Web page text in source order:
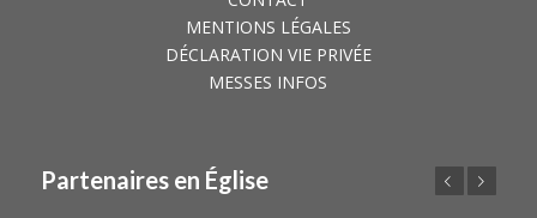
MENTIONS LÉGALES
DÉCLARATION VIE PRIVÉE
MESSES INFOS
Partenaires en Église